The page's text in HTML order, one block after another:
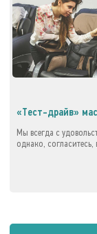
«Тест-драйв»
Мы всегда с
однако,